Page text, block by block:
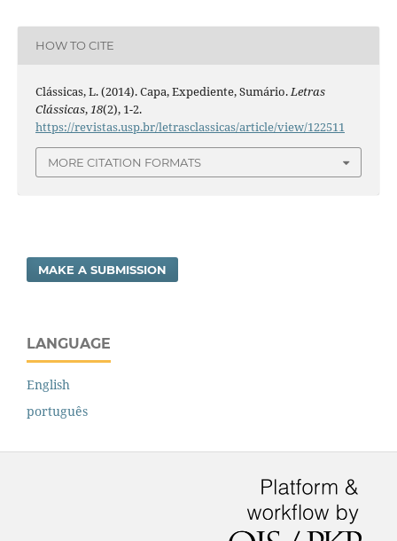
HOW TO CITE
Clássicas, L. (2014). Capa, Expediente, Sumário.Letras
Clássicas,18(2), 1-2.
https://revistas.usp.br/letrasclassicas/article/view/122511
MORE CITATION FORMATS
MAKE A SUBMISSION
LANGUAGE
English
português